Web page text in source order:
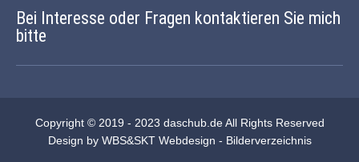
Bei Interesse oder Fragen kontaktieren Sie mich
bitte
Copyright © 2019 - 2023 daschub.deAll Rights Reserved
Design by WBS&SKT Webdesign - Bilderverzeichnis